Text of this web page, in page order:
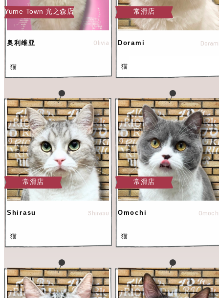
Yume Town 光之森店
奥利维亚 Olivia
猫
常滑店
Dorami
猫
常滑店
Shirasu Shirasu
猫
常滑店
Omochi
猫